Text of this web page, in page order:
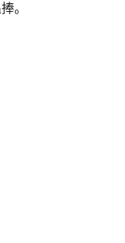
。